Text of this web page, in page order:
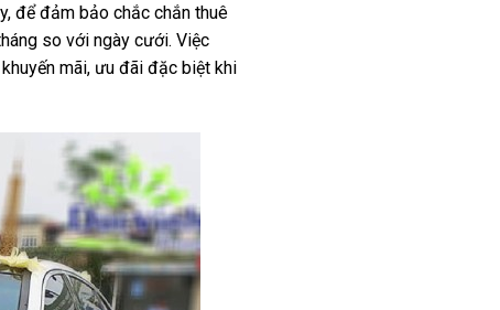
để đảm bảo chắc chắn thuê
so với ngày cưới. Việc
mãi, ưu đãi đặc biệt khi